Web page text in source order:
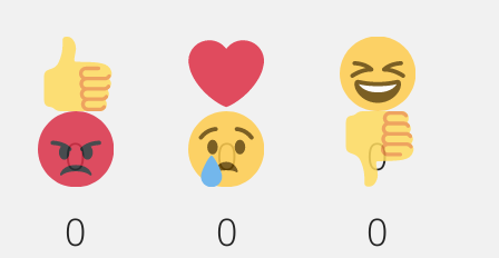
Палец
вверх!
0
Лайк!
0
Дикий
смех!
0
Агрессия!
0
Грусть
:(
0
Палец
вниз!
0